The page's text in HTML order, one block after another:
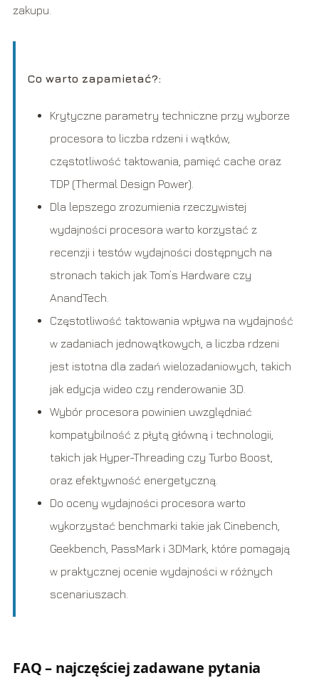
zakupu.
Co warto zapamietać?:
Krytyczne parametry techniczne przy wyborze
procesora to liczba rdzeni i wątków,
częstotliwość taktowania, pamięć cache oraz
TDP (Thermal Design Power).
Dla lepszego zrozumienia rzeczywistej
wydajności procesora warto korzystać z
recenzji i testów wydajności dostępnych na
stronach takich jak Tom’s Hardware czy
AnandTech.
Częstotliwość taktowania wpływa na wydajność
w zadaniach jednowątkowych, a liczba rdzeni
jest istotna dla zadań wielozadaniowych, takich
jak edycja wideo czy renderowanie 3D.
Wybór procesora powinien uwzględniać
kompatybilność z płytą główną i technologii,
takich jak Hyper-Threading czy Turbo Boost,
oraz efektywność energetyczną.
Do oceny wydajności procesora warto
wykorzystać benchmarki takie jak Cinebench,
Geekbench, PassMark i 3DMark, które pomagają
w praktycznej ocenie wydajności w różnych
scenariuszach.
FAQ – najczęściej zadawane pytania